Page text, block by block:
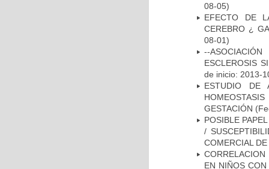
08-05)
EFECTO DE
CEREBRO ¿
08-01)
--
ESCLEROSIS
de inicio: 2013-
ESTUDIO DE
GESTACIÓN
POSIBLE
/
COMERCIAL
EN NIÑOS